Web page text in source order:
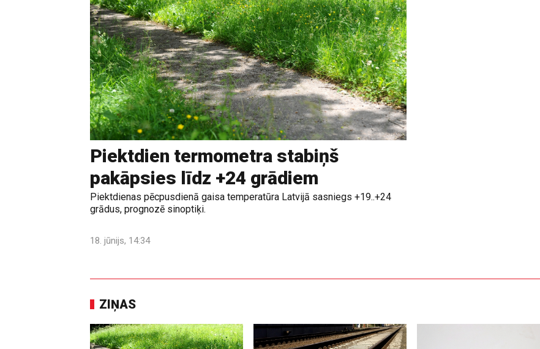
Piektdien termometra stabiņš
pakāpsies līdz +24 grādiem
Piektdienas pēcpusdienā gaisa temperatūra Latvijā sasniegs +19..+24
grādus, prognozē sinoptiķi.
18. jūnijs, 14:34
ZIŅAS